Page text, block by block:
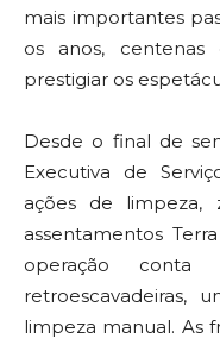
mais importantes
os anos,
prestigiar os
Desde o final de
Executiva de
ações de limpeza,
assentamentos
operação
retroescavadeiras,
limpeza manual. As